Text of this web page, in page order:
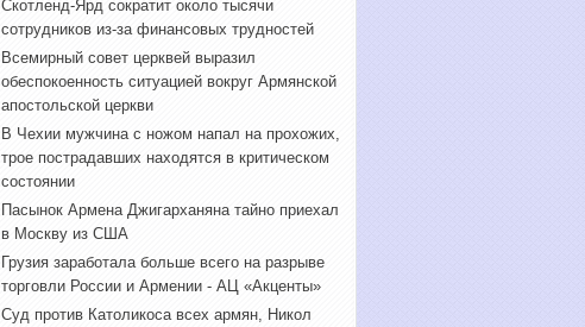
Скотленд-Ярд сократит около тысячи
сотрудников из-за финансовых трудностей
Всемирный совет церквей выразил
обеспокоенность ситуацией вокруг Армянской
апостольской церкви
В Чехии мужчина с ножом напал на прохожих,
трое пострадавших находятся в критическом
состоянии
Пасынок Армена Джигарханяна тайно приехал
в Москву из США
Грузия заработала больше всего на разрыве
торговли России и Армении - АЦ «Акценты»
Суд против Католикоса всех армян, Никол